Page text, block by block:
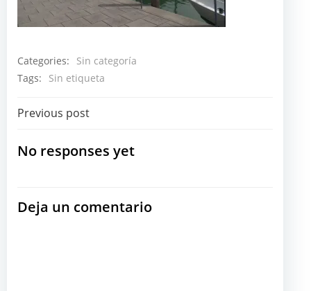
Categories:
Sin categoría
Tags:
Sin etiqueta
Navegación
por
entradas
Previous post
No responses yet
Deja un comentario